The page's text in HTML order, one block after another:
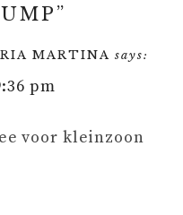
”
MARTINA says:
pm
voor kleinzoon